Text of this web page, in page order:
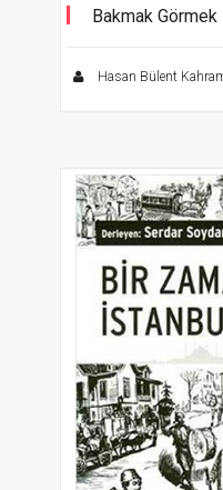
Bakmak
Kılavuzu
Hasan Bülent